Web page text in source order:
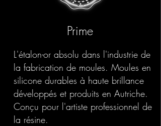
Prime
L'étalon-or absolu dans l'industrie de
la fabrication de moules. Moules en
silicone durables à haute brillance
développés et produits en Autriche.
Conçu pour l'artiste professionnel de
la résine.